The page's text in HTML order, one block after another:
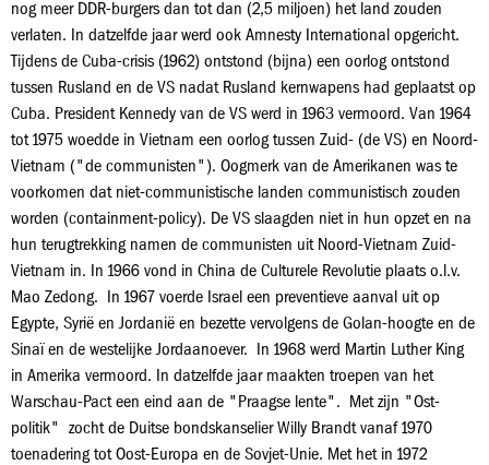
nog meer DDR-burgers dan tot dan (2,5 miljoen) het land zouden
verlaten. In datzelfde jaar werd ook Amnesty International opgericht.
Tijdens de Cuba-crisis (1962) ontstond (bijna) een oorlog ontstond
tussen Rusland en de VS nadat Rusland kernwapens had geplaatst op
Cuba. President Kennedy van de VS werd in 1963 vermoord. Van 1964
tot 1975 woedde in Vietnam een oorlog tussen Zuid- (de VS) en Noord-
Vietnam ("de communisten"). Oogmerk van de Amerikanen was te
voorkomen dat niet-communistische landen communistisch zouden
worden (containment-policy). De VS slaagden niet in hun opzet en na
hun terugtrekking namen de communisten uit Noord-Vietnam Zuid-
Vietnam in. In 1966 vond in China de Culturele Revolutie plaats o.l.v.
Mao Zedong. In 1967 voerde Israel een preventieve aanval uit op
Egypte, Syrië en Jordanië en bezette vervolgens de Golan-hoogte en de
Sinaï en de westelijke Jordaanoever. In 1968 werd Martin Luther King
in Amerika vermoord. In datzelfde jaar maakten troepen van het
Warschau-Pact een eind aan de "Praagse lente". Met zijn "Ost-
politik" zocht de Duitse bondskanselier Willy Brandt vanaf 1970
toenadering tot Oost-Europa en de Sovjet-Unie. Met het in 1972